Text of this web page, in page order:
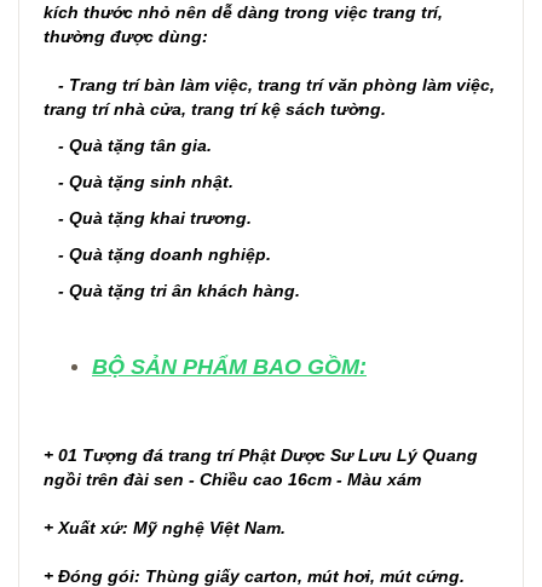
kích thước nhỏ nên dễ dàng trong việc trang trí,
thường được dùng:
- Trang trí bàn làm việc, trang trí văn phòng làm việc,
trang trí nhà cửa, trang trí kệ sách tường.
- Quà tặng tân gia.
- Quà tặng sinh nhật.
- Quà tặng khai trương.
- Quà tặng doanh nghiệp.
- Quà tặng tri ân khách hàng.
BỘ SẢN PHẨM BAO GỒM:
+ 01 Tượng đá trang trí Phật Dược Sư Lưu Lý Quang
ngồi trên đài sen - Chiều cao 16cm - Màu xám
+ Xuất xứ: Mỹ nghệ Việt Nam.
+ Đóng gói: Thùng giấy carton, mút hơi, mút cứng.